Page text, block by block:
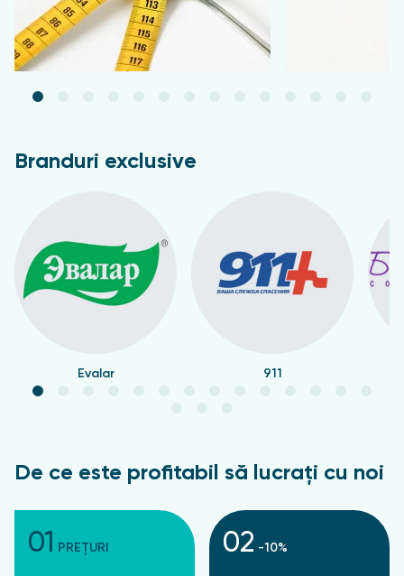
Branduri exclusive
Evalar 911
De ce este profitabil să lucrați cu noi
01 PREȚURI 02 -10%